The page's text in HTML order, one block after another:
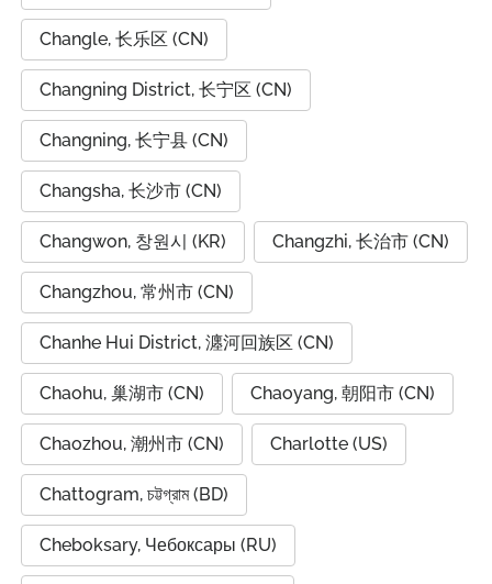
Changle, 长乐区 (CN)
Changning District, 长宁区 (CN)
Changning, 长宁县 (CN)
Changsha, 长沙市 (CN)
Changwon, 창원시 (KR) Changzhi, 长治市 (CN)
Changzhou, 常州市 (CN)
Chanhe Hui District, 瀍河回族区 (CN)
Chaohu, 巢湖市 (CN) Chaoyang, 朝阳市 (CN)
Chaozhou, 潮州市 (CN) Charlotte (US)
Chattogram, চট্টগ্রাম (BD)
Cheboksary, Чебоксары (RU)